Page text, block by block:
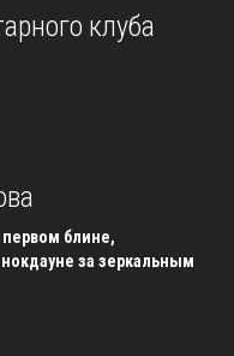
клуба
блине,
за зеркальным